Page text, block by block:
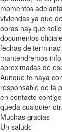
momentos
viviendas ya que
obras hay que
documentos
fechas de
mantendremos
aproximadas de
Aunque te haya
responsable de la
en contacto
queda cualquier
Muchas gracias
Un saludo